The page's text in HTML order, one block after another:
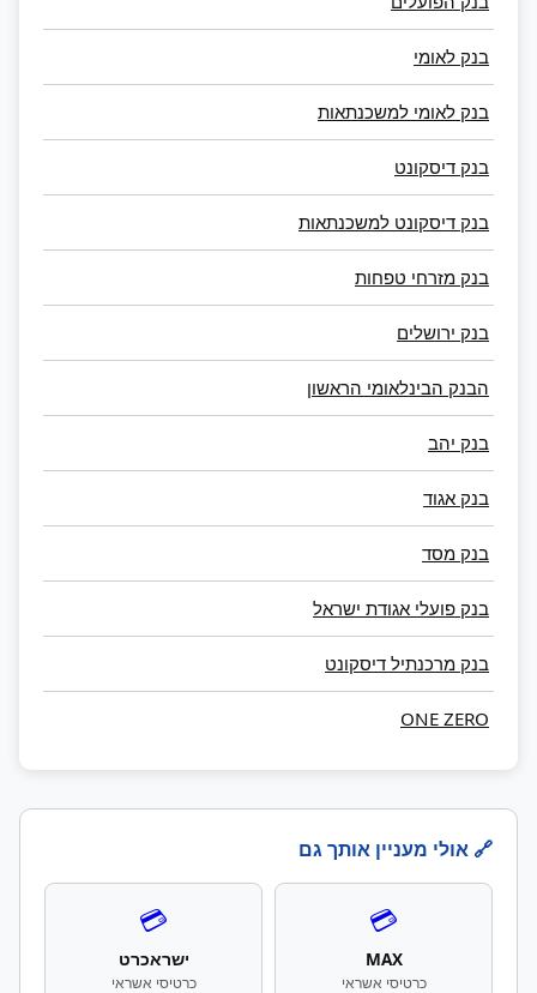
בנק לאומי
בנק לאומי למשכנתאות
בנק דיסקונט
בנק דיסקונט למשכנתאות
בנק מזרחי טפחות
בנק ירושלים
הבנק הבינלאומי הראשון
בנק יהב
בנק אגוד
בנק מסד
בנק פועלי אגודת ישראל
בנק מרכנתיל דיסקונט
ONE ZERO
🔗 אולי מעניין אותך גם
💳
MAX
כרטיסי אשראי
💳
ישראכרט
כרטיסי אשראי